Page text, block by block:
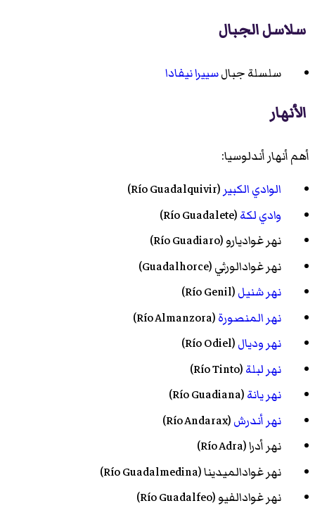
سلاسل الجبال
سلسلة جبالسييرا نيفادا
الأنهار
أهم أنهار أندلوسيا:
الوادي الكبير(Río Guadalquivir)
وادي لكة(Río Guadalete)
نهر غواديارو (Río Guadiaro)
نهر غوادالورثي (Guadalhorce)
نهر شنيل(Río Genil)
نهر المنصورة(Río Almanzora)
نهر وديال(Río Odiel)
نهر لبلة(Río Tinto)
نهر يانة(Río Guadiana)
نهر أندرش(Río Andarax)
نهر أدرا (Río Adra)
نهر غوادالميدينا (Río Guadalmedina)
نهر غوادالفيو (Río Guadalfeo)